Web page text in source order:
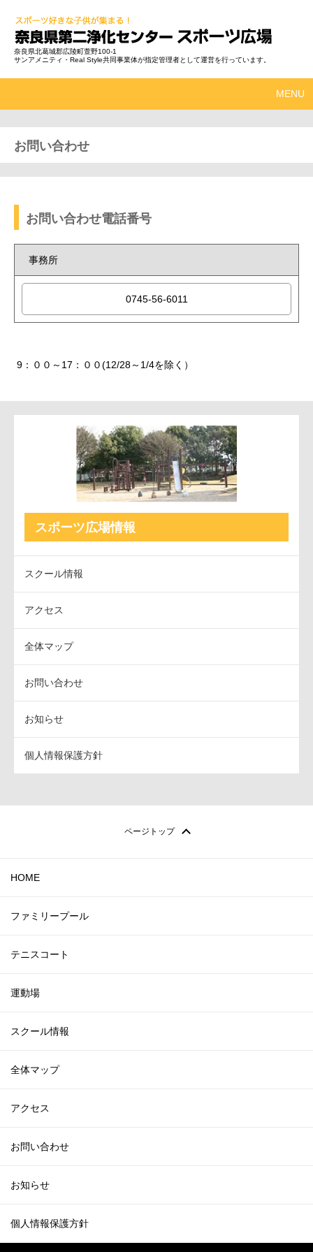
奈良県北葛城郡広陵町萱野100-1
サンアメニティ・Real Style共同事業体が指定管理者として運営を行っています。
MENU
お問い合わせ
お問い合わせ電話番号
事務所
0745-56-6011
9：００～17：００(12/28～1/4を除く）
スポーツ広場情報
スクール情報
アクセス
全体マップ
お問い合わせ
お知らせ
個人情報保護方針
ページトップ
HOME
ファミリープール
テニスコート
運動場
スクール情報
全体マップ
アクセス
お問い合わせ
お知らせ
個人情報保護方針